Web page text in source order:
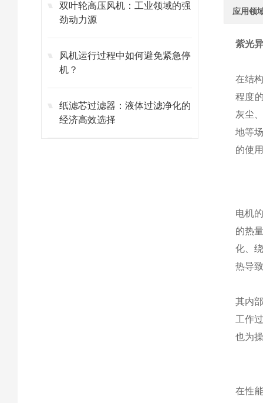
双叶轮高压风机：工业领域的强
劲动力源
风机运行过程中如何避免紧急停
机？
纸滤芯过滤器：液体过滤净化的
经济高效选择
应用领
紫光
在结
程度
灰尘
地等
的使
电机
的热
化、
热导
其内
工作
也为
在性